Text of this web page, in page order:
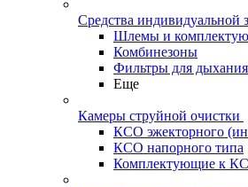
Средства индивидуальной
Шлемы и
Комбинезоны
Фильтры для дыхания
Еще
Камеры струйной очистки
КСО эжекторного
КСО напорного типа
Комплектующие к